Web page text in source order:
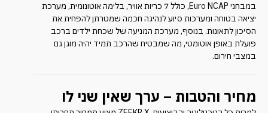
במבחני Euro NCAP, כולל 7 כריות אוויר, בלימה אוטונומית, מערכת
יציאה בטוחה ומערכות סיוע לנהיגה חכמה שמטרתן להפחית את
הסיכון לתאונות. בנוסף, מערכת המניעה של שכחת ילדים ברכב
פועלת באופן אוטומטי, מה שמבטיח שהרכב תמיד יהיה מוגן גם
במצבי חירום.
מחיר והטבות – ערך שאין שני לו